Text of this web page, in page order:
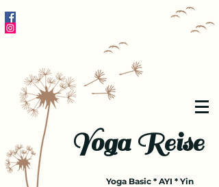
Yoga Reise
Yoga Basic * AYI * Yin